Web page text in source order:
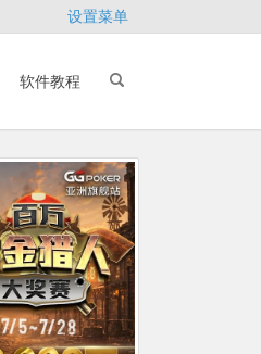
设置菜单
软件教程